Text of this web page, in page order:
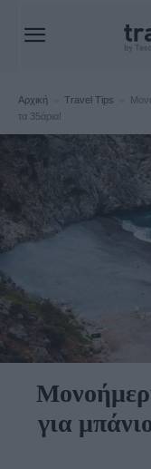
Αρχική Travel Tips
τα 35άρια!
για